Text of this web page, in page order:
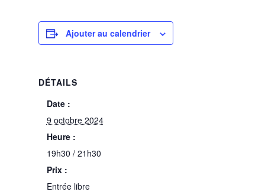
Ajouter au calendrier
DÉTAILS
Date :
9 octobre 2024
Heure :
19h30 / 21h30
Prix :
Entrée libre